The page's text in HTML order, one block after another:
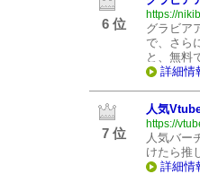
6 位
https://
グラビア
で、さら
と、無料
詳細情
7 位
人気
https://
人気バー
けたら推
詳細情